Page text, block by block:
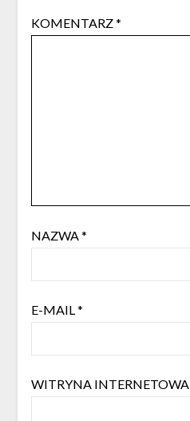
KOMENTARZ*
NAZWA*
E-MAIL*
WITRYNA INTERNETOWA